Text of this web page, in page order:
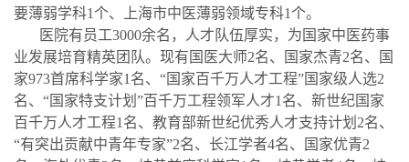
要薄弱学科1个、上海市中医薄弱领域专科1个。
医院有员工3000余名，人才队伍厚实，为国家中医药事
业发展培育精英团队。现有国医大师2名、国家杰青2名、国
家973首席科学家1名、“国家百千万人才工程”国家级人选2
名、“国家特支计划”百千万工程领军人才1名、新世纪国家
百千万人才工程1名、教育部新世纪优秀人才支持计划2名、
“有突出贡献中青年专家”2名、长江学者4名、国家优青2